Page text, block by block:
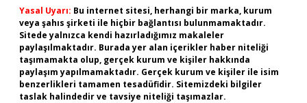
Yasal Uyarı: Bu internet sitesi, herhangi bir marka, kurum
veya şahıs şirketi ile hiçbir bağlantısı bulunmamaktadır.
Sitede yalnızca kendi hazırladığımız makaleler
paylaşılmaktadır. Burada yer alan içerikler haber niteliği
taşımamakta olup, gerçek kurum ve kişiler hakkında
paylaşım yapılmamaktadır. Gerçek kurum ve kişiler ile isim
benzerlikleri tamamen tesadüfidir. Sitemizdeki bilgiler
taslak halindedir ve tavsiye niteliği taşımazlar.